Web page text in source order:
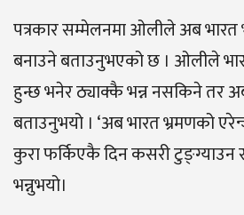
पत्रकार सम्मेलनमा ओलीले अब भारत
बनाउने बताउनुभएको छ । ओलीले
हुन्छ भनेर ठ्याक्कै भन्न नसकिने तर
बताउनुभयो । ‘अब भारत भ्रमणको
कुरा फर्किएकै दिन कसरी
भन्नुभयो।